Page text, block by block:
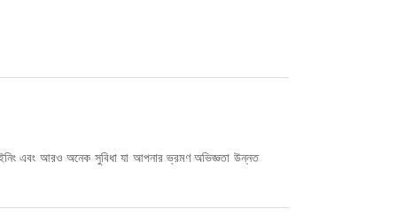
এবং আরও অনেক সুবিধা যা আপনার ভ্রমণ অভিজ্ঞতা উন্নত